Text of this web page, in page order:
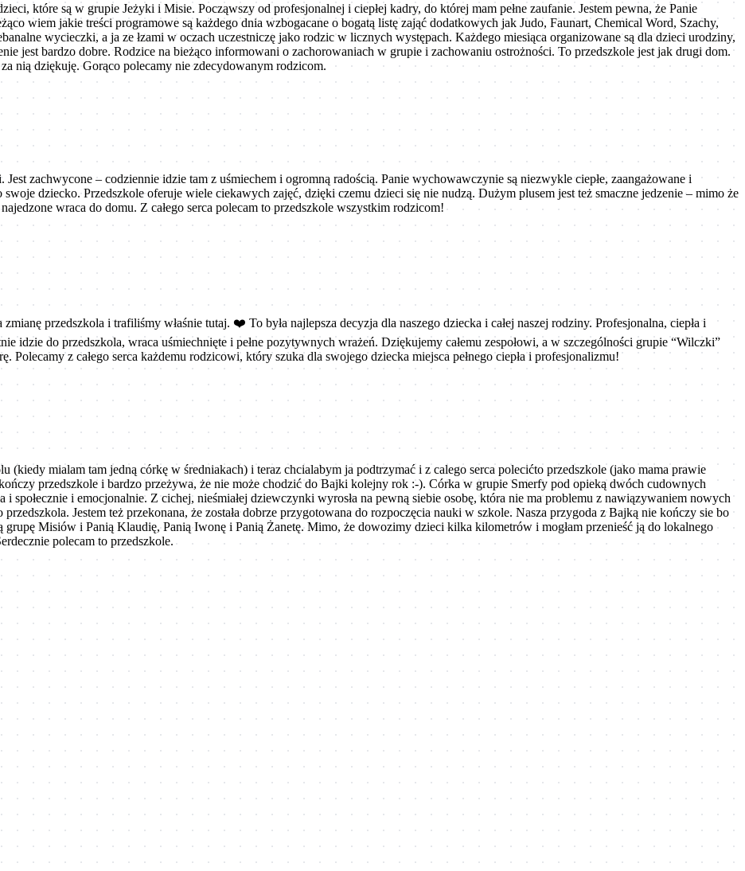
które są w grupie Jeżyki i Misie. Począwszy od profesjonalnej i ciepłej kadry, do której mam pełne zaufanie. Jestem pewna, że Panie
wiem jakie treści programowe są każdego dnia wzbogacane o bogatą listę zająć dodatkowych jak Judo, Faunart, Chemical Word, Szachy,
wycieczki, a ja ze łzami w oczach uczestniczę jako rodzic w licznych występach. Każdego miesiąca organizowane są dla dzieci urodziny,
jest bardzo dobre. Rodzice na bieżąco informowani o zachorowaniach w grupie i zachowaniu ostrożności. To przedszkole jest jak drugi dom.
nią dziękuję. Gorąco polecamy nie zdecydowanym rodzicom.
zachwycone – codziennie idzie tam z uśmiechem i ogromną radością. Panie wychowawczynie są niezwykle ciepłe, zaangażowane i
dziecko. Przedszkole oferuje wiele ciekawych zajęć, dzięki czemu dzieci się nie nudzą. Dużym plusem jest też smaczne jedzenie – mimo że
wraca do domu. Z całego serca polecam to przedszkole wszystkim rodzicom!
przedszkola i trafiliśmy właśnie tutaj. ❤️ To była najlepsza decyzja dla naszego dziecka i całej naszej rodziny. Profesjonalna, ciepła i
idzie do przedszkola, wraca uśmiechnięte i pełne pozytywnych wrażeń. Dziękujemy całemu zespołowi, a w szczególności grupie “Wilczki”
z całego serca każdemu rodzicowi, który szuka dla swojego dziecka miejsca pełnego ciepła i profesjonalizmu!
(kiedy mialam tam jedną córkę w średniakach) i teraz chcialabym ja podtrzymać i z calego serca polecićto przedszkole (jako mama prawie
przedszkole i bardzo przeżywa, że nie może chodzić do Bajki kolejny rok :-). Córka w grupie Smerfy pod opieką dwóch cudownych
i emocjonalnie. Z cichej, nieśmiałej dziewczynki wyrosła na pewną siebie osobę, która nie ma problemu z nawiązywaniem nowych
przedszkola. Jestem też przekonana, że została dobrze przygotowana do rozpoczęcia nauki w szkole. Nasza przygoda z Bajką nie kończy sie bo
Misiów i Panią Klaudię, Panią Iwonę i Panią Żanetę. Mimo, że dowozimy dzieci kilka kilometrów i mogłam przenieść ją do lokalnego
polecam to przedszkole.